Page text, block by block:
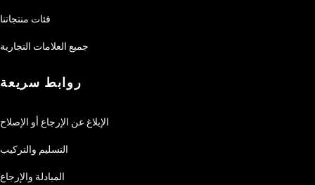
فئات منتجاتنا
جميع العلامات التجارية
روابط سريعة
الإبلاغ عن الإرجاع أو الإصلاح
التسليم والتركيب
المبادلة والإرجاع